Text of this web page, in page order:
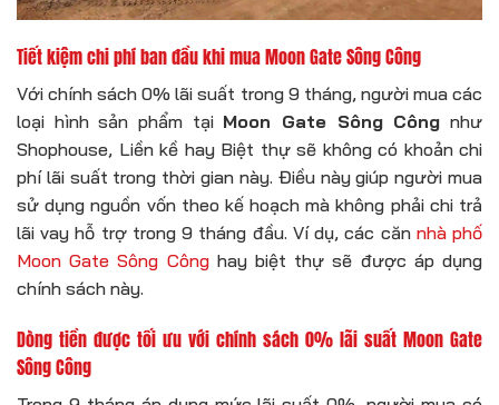
Tiết kiệm chi phí ban đầu khi mua Moon Gate Sông Công
Với chính sách 0% lãi suất trong 9 tháng, người mua các
loại hình sản phẩm tại Moon Gate Sông Công như
Shophouse, Liền kề hay Biệt thự sẽ không có khoản chi
phí lãi suất trong thời gian này. Điều này giúp người mua
sử dụng nguồn vốn theo kế hoạch mà không phải chi trả
lãi vay hỗ trợ trong 9 tháng đầu. Ví dụ, các căn nhà phố
Moon Gate Sông Cônghay biệt thự sẽ được áp dụng
chính sách này.
Dòng tiền được tối ưu với chính sách 0% lãi suất Moon Gate
Sông Công